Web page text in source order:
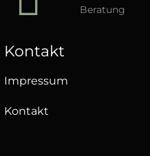
Beratung
Kontakt
Impressum
Kontakt